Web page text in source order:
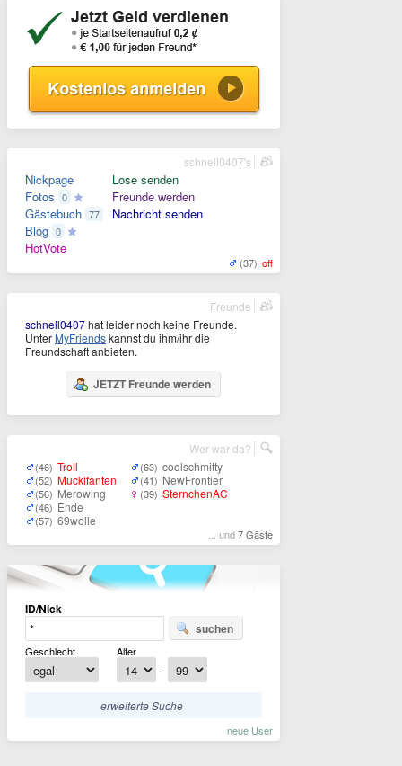
Nickpage
Fotos 0
Gästebuch 77
Blog 0
HotVote
Lose senden
Freunde werden
Nachricht senden
(37) off
schnell0407's
schnell0407hat leider noch keine Freunde.
Unter MyFriendskannst du ihm/ihr die
Freundschaft anbieten.
JETZT Freunde werden
Freunde
(46) Troll
(52) Muckifanten
(56) Merowing
(46) Ende
(57) 69wolle
(63) coolschmitty
(41) NewFrontier
(39) SternchenAC
... und7 Gäste
Wer war da?
ID/Nick
suchen
Geschlecht
Alter
-
erweiterte Suche
neue User